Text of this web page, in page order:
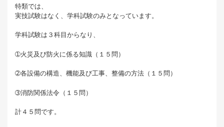
特類では、
実技試験はなく、学科試験のみとなっています。
学科試験は３科目からなり、
➀火災及び防火に係る知識（１５問）
➁各設備の構造、機能及び工事、整備の方法（１５問）
➂消防関係法令（１５問）
計４５問です。